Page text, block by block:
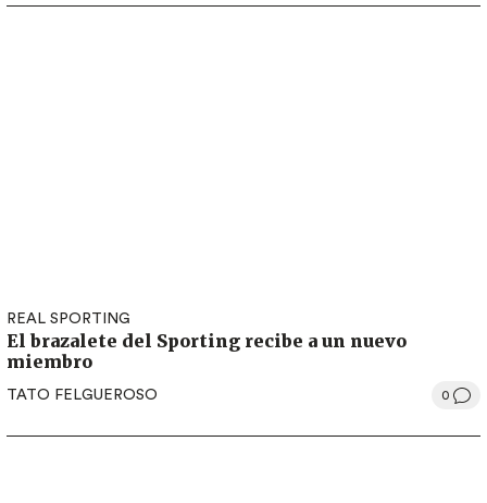
REAL SPORTING
El brazalete del Sporting recibe a un nuevo
miembro
TATO FELGUEROSO 0